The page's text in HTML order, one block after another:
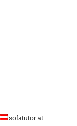
sofatutor.at